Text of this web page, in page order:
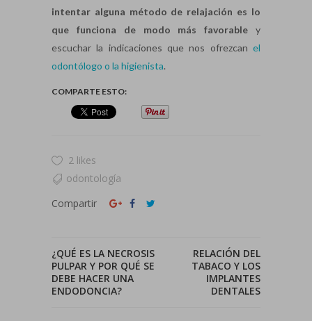
intentar alguna método de relajación es lo
que funciona de modo más favorable y
escuchar la indicaciones que nos ofrezcan el
odontólogo o la higienista.
COMPARTE ESTO:
2 likes
odontología
Compartir
¿QUÉ ES LA NECROSIS
PULPAR Y POR QUÉ SE
DEBE HACER UNA
ENDODONCIA?
RELACIÓN DEL
TABACO Y LOS
IMPLANTES
DENTALES